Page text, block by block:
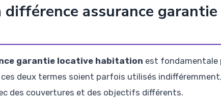
différence assurance
garantie locative habitation est fondamentale
deux termes soient parfois utilisés
des couvertures et des objectifs différents.